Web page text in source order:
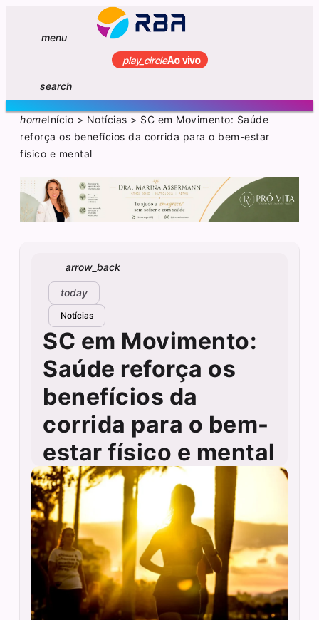
menu
play_circleAo vivo
search
homeInício > Notícias > SC em Movimento: Saúde
reforça os benefícios da corrida para o bem-estar
físico e mental
arrow_back
today
Notícias
SC em Movimento:
Saúde reforça os
benefícios da
corrida para o bem-
estar físico e mental